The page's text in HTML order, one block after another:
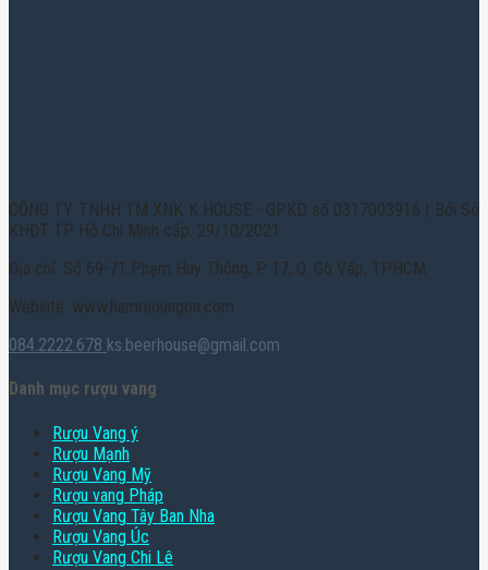
CÔNG TY TNHH TM XNK K HOUSE - GPKD số 0317003916 | Bởi Sở
KHĐT TP. Hồ Chí Minh cấp: 29/10/2021
Địa chỉ: Số 69-71 Phạm Huy Thông, P. 17, Q. Gò Vấp, TPHCM
Website: www.hamruoungon.com
084.2222.678 ks.beerhouse@gmail.com
Danh mục rượu vang
Rượu Vang ý
Rượu Mạnh
Rượu Vang Mỹ
Rượu vang Pháp
Rượu Vang Tây Ban Nha
Rượu Vang Úc
Rượu Vang Chi Lê